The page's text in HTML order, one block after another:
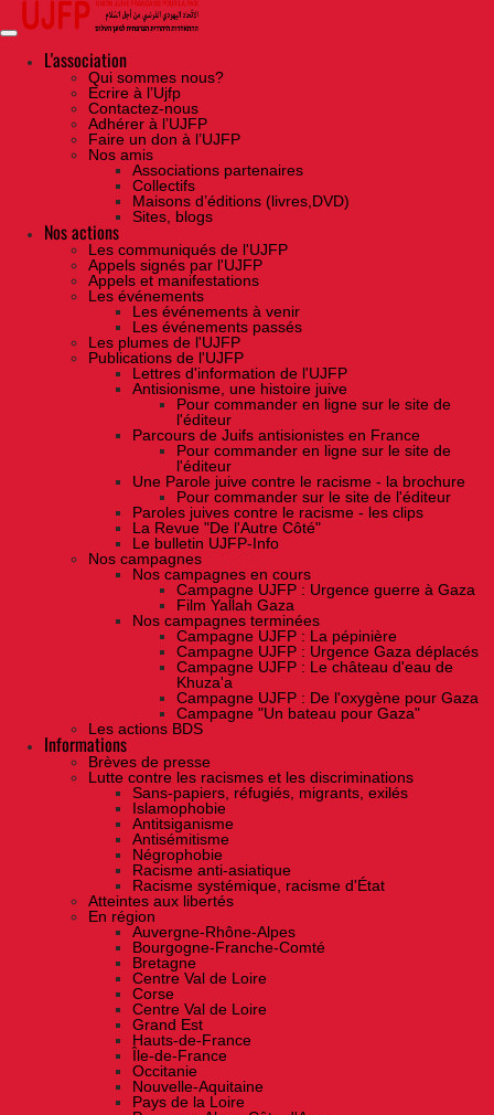
Skip
the
contentL'association
Qui sommes nous?
Ecrire à l’Ujfp
Contactez-nous
Adhérer à l’UJFP
Faire un don à l’UJFP
Nos amis
Associations partenaires
Collectifs
Maisons d’éditions (livres,DVD)
Sites, blogs
Nos actions
Les communiqués de l'UJFP
Appels signés par l'UJFP
Appels et manifestations
Les événements
Les événements à venir
Les événements passés
Les plumes de l'UJFP
Publications de l'UJFP
Lettres d'information de l'UJFP
Antisionisme, une histoire juive
Pour commander en ligne sur le site de
l'éditeur
Parcours de Juifs antisionistes en France
Pour commander en ligne sur le site de
l'éditeur
Une Parole juive contre le racisme - la brochure
Pour commander sur le site de l'éditeur
Paroles juives contre le racisme - les clips
La Revue "De l'Autre Côté"
Le bulletin UJFP-Info
Nos campagnes
Nos campagnes en cours
Campagne UJFP : Urgence guerre à Gaza
Film Yallah Gaza
Nos campagnes terminées
Campagne UJFP : La pépinière
Campagne UJFP : Urgence Gaza déplacés
Campagne UJFP : Le château d'eau de
Khuza'a
Campagne UJFP : De l'oxygène pour Gaza
Campagne "Un bateau pour Gaza"
Les actions BDS
Informations
Brèves de presse
Lutte contre les racismes et les discriminations
Sans-papiers, réfugiés, migrants, exilés
Islamophobie
Antitsiganisme
Antisémitisme
Négrophobie
Racisme anti-asiatique
Racisme systémique, racisme d'État
Atteintes aux libertés
En région
Auvergne-Rhône-Alpes
Bourgogne-Franche-Comté
Bretagne
Centre Val de Loire
Corse
Centre Val de Loire
Grand Est
Hauts-de-France
Île-de-France
Occitanie
Nouvelle-Aquitaine
Pays de la Loire